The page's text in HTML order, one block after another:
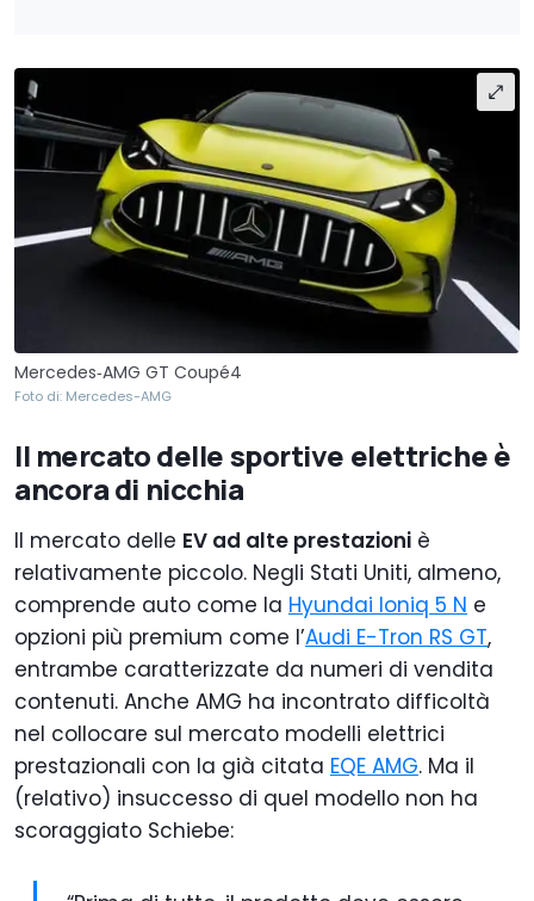
Mercedes‑AMG GT Coupé4
Foto di: Mercedes-AMG
Il mercato delle sportive elettriche è
ancora di nicchia
Il mercato delle EV ad alte prestazioni è
relativamente piccolo. Negli Stati Uniti, almeno,
comprende auto come la Hyundai Ioniq 5 N e
opzioni più premium come l’Audi E-Tron RS GT,
entrambe caratterizzate da numeri di vendita
contenuti. Anche AMG ha incontrato difficoltà
nel collocare sul mercato modelli elettrici
prestazionali con la già citata EQE AMG. Ma il
(relativo) insuccesso di quel modello non ha
scoraggiato Schiebe: